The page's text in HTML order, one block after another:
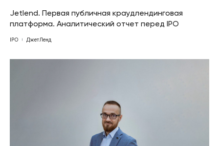
Jetlend. Первая публичная краудлендинговая
платформа. Аналитический отчет перед IPO
IPO ДжетЛенд